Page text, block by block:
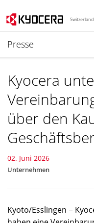
Switzerland
Presse
Kyocera
über den
02. Juni 2026
Unternehmen
Kyoto/Esslingen −